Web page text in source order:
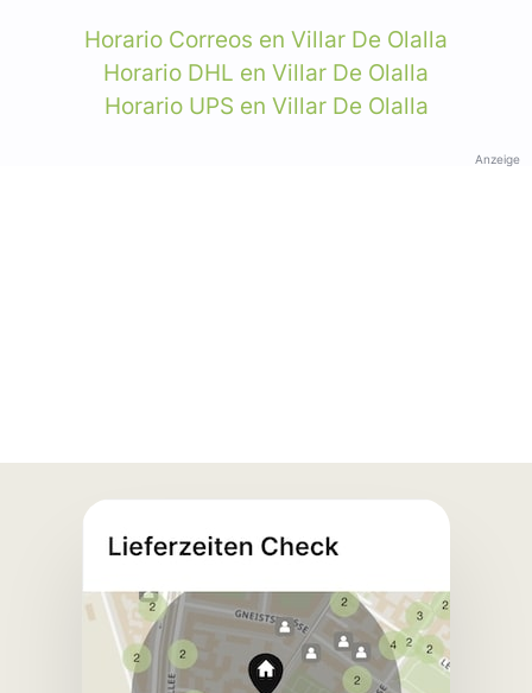
Horario Correos en Villar De Olalla
Horario DHL en Villar De Olalla
Horario UPS en Villar De Olalla
Anzeige